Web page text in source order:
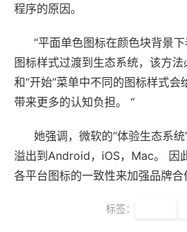
程序的原因。
“平面单色图标在颜色块背景
图标样式过渡到生态系统，该方
和“开始”菜单中不同的图标样式会
带来更多的认知负担。 “
她强调，微软的“体验生态系
溢出到Android，iOS，Mac。 因
各平台图标的一致性来加强品牌合
标签：